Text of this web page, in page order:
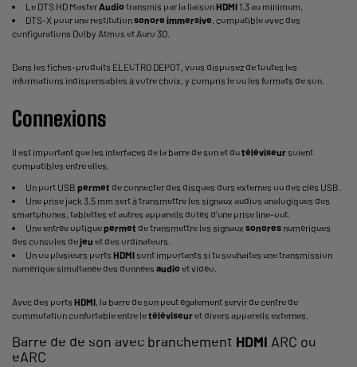
Le DTS HD MasterAudio transmis par la liaisonHDMI 1.3 au minimum,
DTS-X pour une restitutionsonore immersive, compatible avec des
configurations Dolby Atmos et Auro 3D.
Dans les fiches-produits ELECTRO DEPOT, vous disposez de toutes les
informations indispensables à votre choix, y compris le ou les formats de son.
Connexions
Il est important que les interfaces de la barre de son et dutéléviseursoient
compatibles entre elles.
Un port USB permet de connecter des disques durs externes ou des clés USB.
Une prise jack 3,5 mm sert à transmettre les signaux audios analogiques des
smartphones, tablettes et autres appareils dotés d'une prise line-out.
Une entrée optiquepermet de transmettre les signaux sonores numériques
des consoles dejeu et des ordinateurs.
Un ou plusieurs ports HDMIsont importants si tu souhaites une transmission
numérique simultanée des données audio et vidéo.
Avec des ports HDMI, la barre de son peut également servir de centre de
commutation confortable entre letéléviseuret divers appareils externes.
Barre de de son avec branchement HDMI ARC ou
eARC